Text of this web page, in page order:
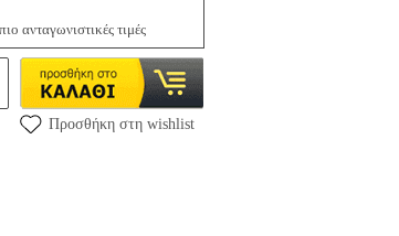
ανταγωνιστικές τιμές
Προσθήκη στη wishlist